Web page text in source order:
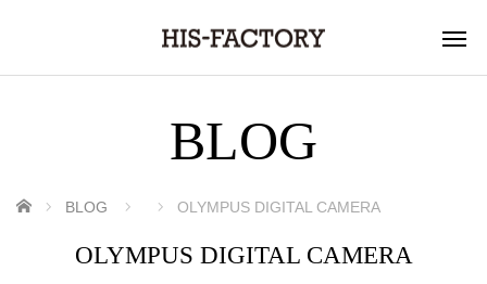
BLOG
ホーム BLOG OLYMPUS DIGITAL CAMERA
OLYMPUS DIGITAL CAMERA